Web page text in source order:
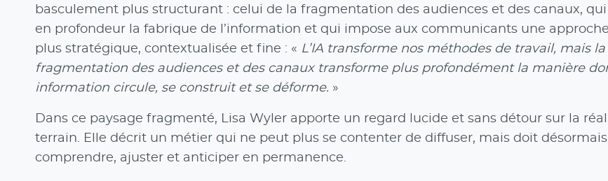
basculement plus structurant : celui de la fragmentation des audiences et des canaux,
en profondeur la fabrique de l’information et qui impose aux communicants une
plus stratégique, contextualisée et fine : « L’IA transforme nos méthodes de travail, mais la
fragmentation des audiences et des canaux transforme plus profondément la manière
information circule, se construit et se déforme. »
Dans ce paysage fragmenté, Lisa Wyler apporte un regard lucide et sans détour sur la
terrain. Elle décrit un métier qui ne peut plus se contenter de diffuser, mais doit désormais
comprendre, ajuster et anticiper en permanence.